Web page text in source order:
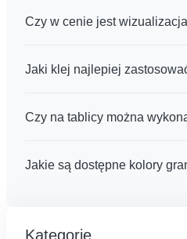
Czy w cenie jest
Jaki klej najlepiej
Czy na tablicy można
Jakie są dostępne kolory
Kategorie